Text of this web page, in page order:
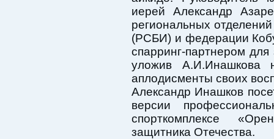
иерей Александр
региональных
(РСБИ) и федерации
спарринг-партнером
уложив А.И.Инашкова
аплодисменты своих
Александр Инашков
версии
спорткомплексе
защитника Отечества.